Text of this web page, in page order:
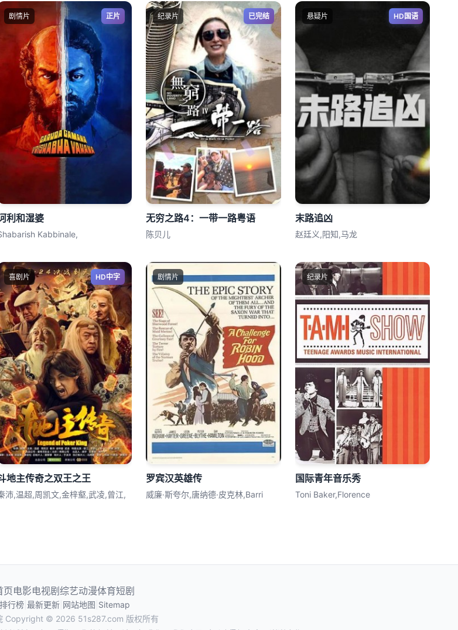
剧情片 正片
利和湿婆
Kabbinale,
纪录片 已完结
无穷之路4：一带一路粤语
陈贝儿
悬疑片 HD国语
末路追凶
赵廷义,阳知,马龙
喜剧片 HD中字
地主传奇之双王之王
沛,温超,周凯文,金梓壑,武凌,曾江,
剧情片
罗宾汉英雄传
威廉·斯夸尔,唐纳德·皮克林,Barri
纪录片
国际青年音乐秀
Toni Baker,Florence
页电影电视剧 综艺动漫体育短剧
排行榜| 最新更新| 网站地图 Sitemap
Copyright © 2026 51s287.com 版权所有